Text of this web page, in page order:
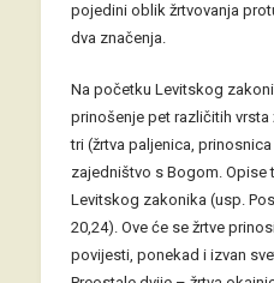
pojedini oblik žrtvovanja
dva značenja.
Na početku Levitskog
prinošenje pet različitih vrsta
tri (žrtva paljenica,
zajedništvo s Bogom. Opise
Levitskog zakonika (usp.
20,24). Ove će se žrtve
povijesti, ponekad i izvan